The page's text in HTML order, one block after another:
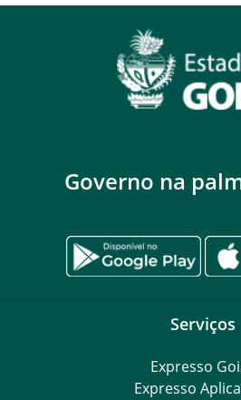
Governo na
Serviços
Expresso
Expresso